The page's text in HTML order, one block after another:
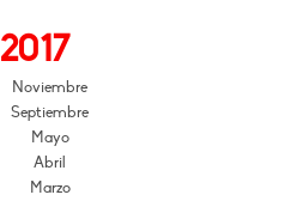
2017
Noviembre
Septiembre
Mayo
Abril
Marzo